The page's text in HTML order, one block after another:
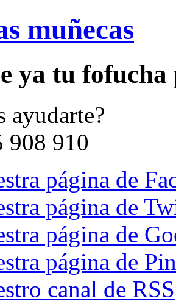
muñecas
ya tu
ayudarte?
908 910
página de
página de
página de
página de
canal de RSS